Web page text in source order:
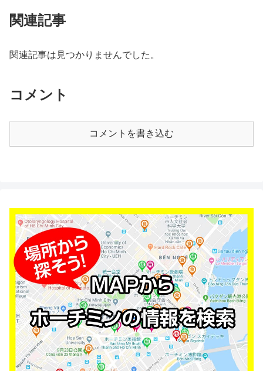
関連記事
関連記事は見つかりませんでした。
コメント
コメントを書き込む